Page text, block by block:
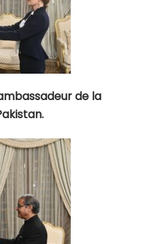
de la